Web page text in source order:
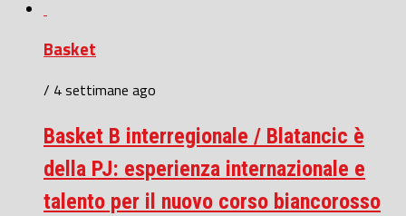
Basket
/ 4 settimane ago
Basket B interregionale / Blatancic è
della PJ: esperienza internazionale e
talento per il nuovo corso biancorosso